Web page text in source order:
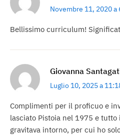
Novembre 11, 2020 a
Bellissimo curriculum!
Giovanna
Luglio 10, 2025 a
Complimenti per il proficuo e
lasciato Pistoia nel 1975 e
gravitava intorno, per cui ho